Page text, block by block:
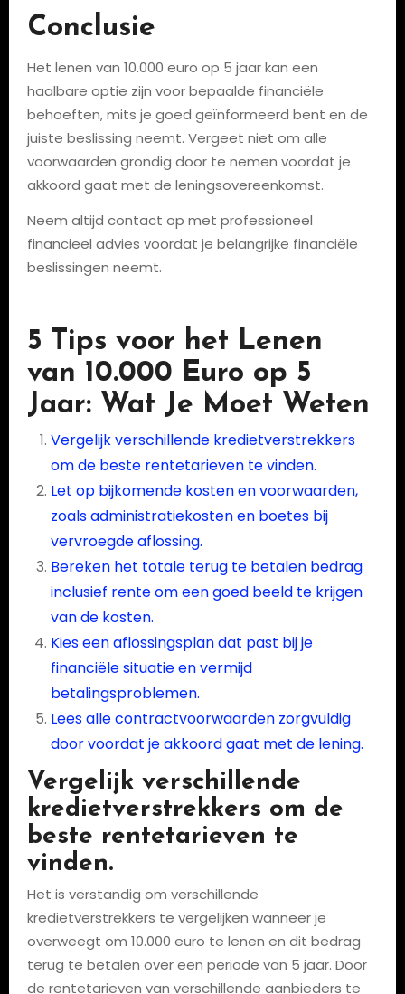
Conclusie
Het lenen van 10.000 euro op 5 jaar kan een
haalbare optie zijn voor bepaalde financiële
behoeften, mits je goed geïnformeerd bent en de
juiste beslissing neemt. Vergeet niet om alle
voorwaarden grondig door te nemen voordat je
akkoord gaat met de leningsovereenkomst.
Neem altijd contact op met professioneel
financieel advies voordat je belangrijke financiële
beslissingen neemt.
5 Tips voor het Lenen
van 10.000 Euro op 5
Jaar: Wat Je Moet Weten
Vergelijk verschillende kredietverstrekkers
om de beste rentetarieven te vinden.
Let op bijkomende kosten en voorwaarden,
zoals administratiekosten en boetes bij
vervroegde aflossing.
Bereken het totale terug te betalen bedrag
inclusief rente om een goed beeld te krijgen
van de kosten.
Kies een aflossingsplan dat past bij je
financiële situatie en vermijd
betalingsproblemen.
Lees alle contractvoorwaarden zorgvuldig
door voordat je akkoord gaat met de lening.
Vergelijk verschillende
kredietverstrekkers om de
beste rentetarieven te
vinden.
Het is verstandig om verschillende
kredietverstrekkers te vergelijken wanneer je
overweegt om 10.000 euro te lenen en dit bedrag
terug te betalen over een periode van 5 jaar. Door
de rentetarieven van verschillende aanbieders te